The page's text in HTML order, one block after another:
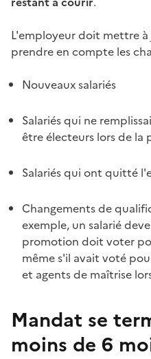
L'employeur doit mettre
prendre en compte les
Nouveaux salariés
Salariés qui ne
être électeurs lors de la
Salariés qui ont quitté
Changements de
exemple, un salarié
promotion doit voter
même s'il avait voté
et agents de maîtrise
Mandat se
moins de 6